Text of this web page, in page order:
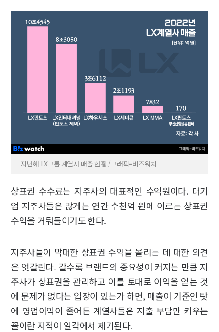
지난해 LX그룹 계열사 매출 현황./그래픽=비즈워치
상표권 수수료는 지주사의 대표적인 수익원이다. 대기
업 지주사들은 많게는 연간 수천억 원에 이르는 상표권
수익을 거둬들이기도 한다.
지주사들이 막대한 상표권 수익을 올리는 데 대한 의견
은 엇갈린다. 갈수록 브랜드의 중요성이 커지는 만큼 지
주사가 상표권을 관리하고 이를 토대로 이익을 얻는 것
에 문제가 없다는 입장이 있는가 하면, 매출이 기준인 탓
에 영업이익이 줄어든 계열사들은 지출 부담만 키우는
꼴이란 지적이 일각에서 제기된다.